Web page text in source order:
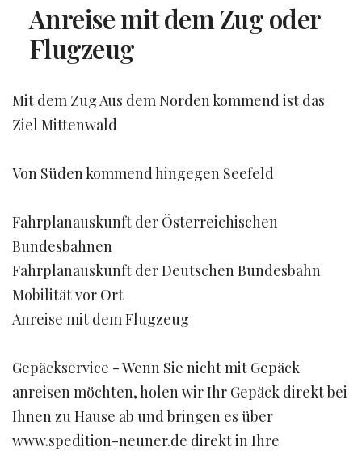
Anreise mit dem Zug oder
Flugzeug
Mit dem Zug Aus dem Norden kommend ist das
Ziel Mittenwald
Von Süden kommend hingegen Seefeld
Fahrplanauskunft der Österreichischen
Bundesbahnen
Fahrplanauskunft der Deutschen Bundesbahn
Mobilität vor Ort
Anreise mit dem Flugzeug
Gepäckservice - Wenn Sie nicht mit Gepäck
anreisen möchten, holen wir Ihr Gepäck direkt bei
Ihnen zu Hause ab und bringen es über
www.spedition-neuner.de direkt in Ihre